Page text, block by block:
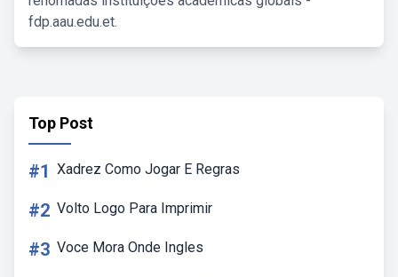
fdp.aau.edu.et.
Top Post
#1 Xadrez Como Jogar E Regras
#2 Volto Logo Para Imprimir
#3 Voce Mora Onde Ingles